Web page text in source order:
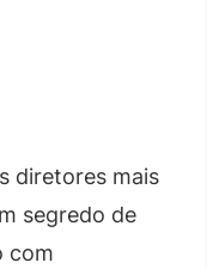
diretores mais
segredo de
com